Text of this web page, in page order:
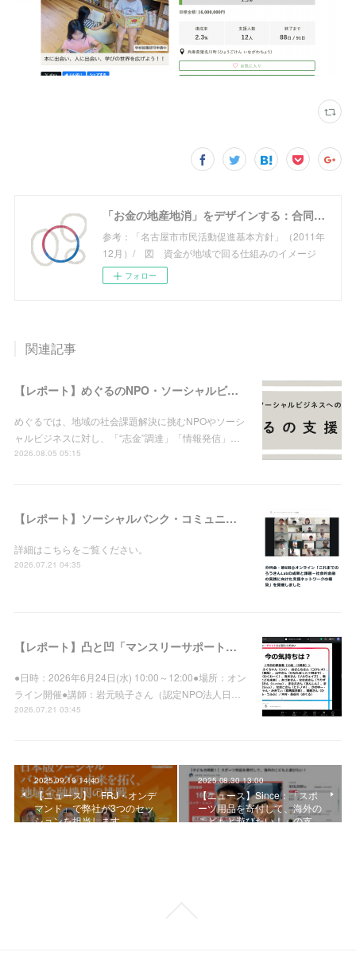
「お金の地産地消」をデザインする：合同会社めぐる
参考：「名古屋市市民活動促進基本方針」（2011年
12月）/ 図 資金が地域で回る仕組みのイメージ
フォロー
関連記事
【レポート】めぐるのNPO・ソーシャルビジネス支援実績（2026年8月5日現在）
めぐるでは、地域の社会課題解決に挑むNPOやソーシ
ャルビジネスに対し、「“志金”調達」「情報発信」…
2026.08.05 05:15
【レポート】ソーシャルバンク・コミュニティ：分科会・第6回＠オンライン「これまでのろうきんLabの成果と課題－社会的金融の実践に向けた支援ネットワークの構築」を開催しました
詳細はこちらをご覧ください。
2026.07.21 04:35
【レポート】凸と凹「マンスリーサポートプログラム」登録先向け集合研修vol.39を開催しました
●日時：2026年6月24日(水) 10:00～12:00●場所：オン
ライン開催●講師：岩元暁子さん（認定NPO法人日…
2026.07.21 03:45
2025.09.19 14:40
【ニュース】「FRJ・オンデ
マンド」で弊社が3つのセッ
ションを担当します
2025.08.30 13:00
【ニュース】Since：「スポ
ーツ用品を寄付して、海外の
こどもと遊びたい！」の支…